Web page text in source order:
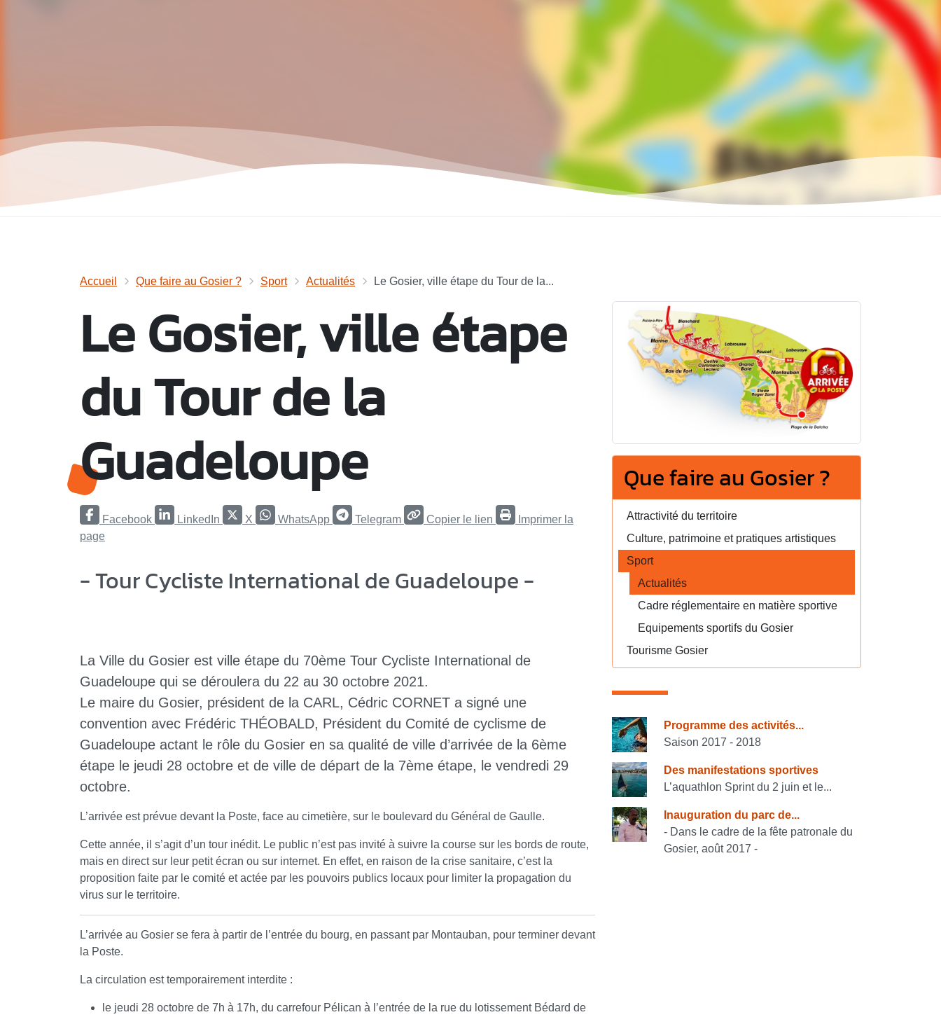
Accueil Que faire au Gosier ? Sport Actualités Le Gosier, ville étape du Tour de la...
Le Gosier, ville étape
du Tour de la
Guadeloupe
Facebook LinkedIn X WhatsApp Telegram Copier le lien
Imprimer la
page
- Tour Cycliste International de Guadeloupe -
La Ville du Gosier est ville étape du 70ème Tour Cycliste International de
Guadeloupe qui se déroulera du 22 au 30 octobre 2021.
Le maire du Gosier, président de la CARL, Cédric CORNET a signé une
convention avec Frédéric THÉOBALD, Président du Comité de cyclisme de
Guadeloupe actant le rôle du Gosier en sa qualité de ville d’arrivée de la 6ème
étape le jeudi 28 octobre et de ville de départ de la 7ème étape, le vendredi 29
octobre.
L’arrivée est prévue devant la Poste, face au cimetière, sur le boulevard du Général de Gaulle.
Cette année, il s’agit d’un tour inédit. Le public n’est pas invité à suivre la course sur les bords de route,
mais en direct sur leur petit écran ou sur internet. En effet, en raison de la crise sanitaire, c’est la
proposition faite par le comité et actée par les pouvoirs publics locaux pour limiter la propagation du
virus sur le territoire.
L’arrivée au Gosier se fera à partir de l’entrée du bourg, en passant par Montauban, pour terminer devant
la Poste.
La circulation est temporairement interdite :
le jeudi 28 octobre de 7h à 17h, du carrefour Pélican à l’entrée de la rue du lotissement Bédard de
Que faire au Gosier ?
Attractivité du territoire
Culture, patrimoine et pratiques artistiques
Sport
Actualités
Cadre réglementaire en matière sportive
Equipements sportifs du Gosier
Tourisme Gosier
Consulter également
Programme des activités...
Saison 2017 - 2018
Des manifestations sportives
L’aquathlon Sprint du 2 juin et le...
Inauguration du parc de...
- Dans le cadre de la fête patronale du
Gosier, août 2017 -